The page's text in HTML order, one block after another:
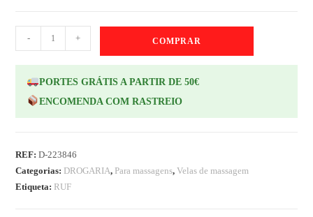
- + COMPRAR
PORTES GRÁTIS A PARTIR DE 50€
ENCOMENDA COM RASTREIO
REF:D-223846
Categorias: DROGARIA, Para massagens,Velas de massagem
Etiqueta: RUF